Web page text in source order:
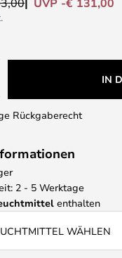
IN
Rückgaberecht
2 - 5 Werktage
enthalten
WÄHLEN